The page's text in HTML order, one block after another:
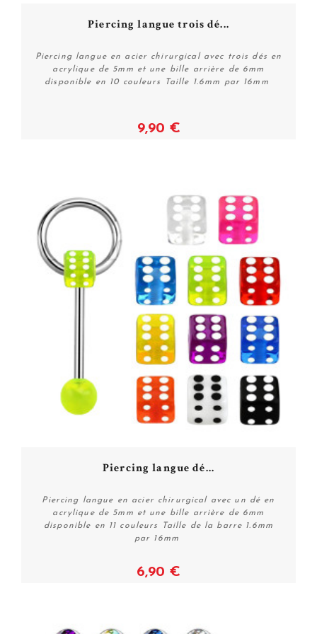
Voir
Piercing langue trois dé...
Piercing langue en acier chirurgical avec trois dés en
acrylique de 5mm et une bille arrière de 6mm
disponible en 10 couleurs Taille 1.6mm par 16mm
9,90 €
Voir
Piercing langue dé...
Piercing langue en acier chirurgical avec un dé en
acrylique de 5mm et une bille arrière de 6mm
disponible en 11 couleurs Taille de la barre 1.6mm
par 16mm
6,90 €